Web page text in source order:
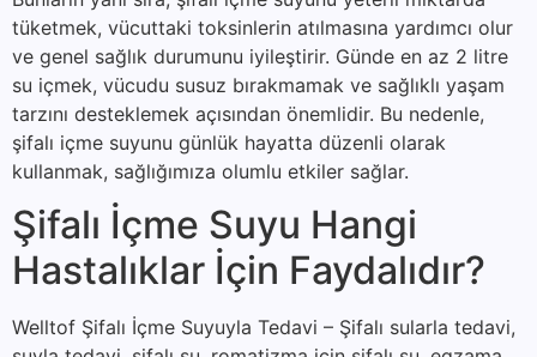
tüketmek, vücuttaki toksinlerin atılmasına yardımcı olur
ve genel sağlık durumunu iyileştirir. Günde en az 2 litre
su içmek, vücudu susuz bırakmamak ve sağlıklı yaşam
tarzını desteklemek açısından önemlidir. Bu nedenle,
şifalı içme suyunu günlük hayatta düzenli olarak
kullanmak, sağlığımıza olumlu etkiler sağlar.
Şifalı İçme Suyu Hangi
Hastalıklar İçin Faydalıdır?
Welltof Şifalı İçme Suyuyla Tedavi – Şifalı sularla tedavi,